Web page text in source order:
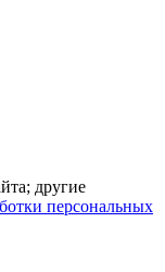
другие
персональных